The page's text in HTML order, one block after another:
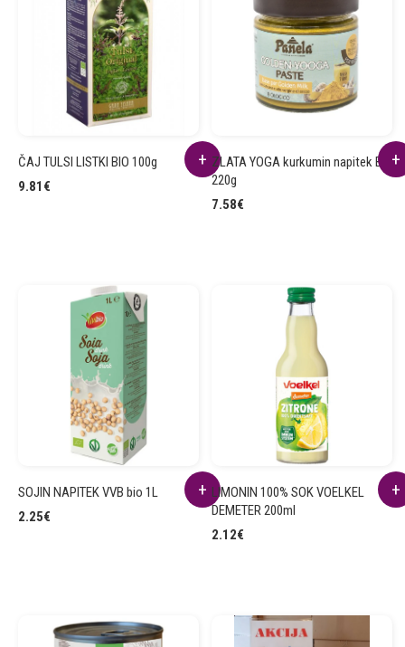
ČAJ TULSI LISTKI BIO 100g
9.81 €
ZLATA YOGA kurkumin napitek BIO
220g
7.58€
SOJIN NAPITEK VVB bio 1L
2.25€
LIMONIN 100% SOK VOELKEL
DEMETER 200ml
2.12€